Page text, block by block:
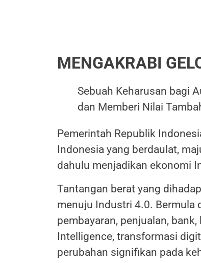
MENGAKRABI
Sebuah Keharusan bagi
dan Memberi Nilai
Pemerintah Republik
Indonesia yang berdaulat,
dahulu menjadikan ekonomi
Tantangan berat yang
menuju Industri 4.0. Bermula
pembayaran, penjualan,
Intelligence, transformasi
perubahan signifikan pada